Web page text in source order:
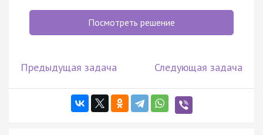
Посмотреть решение
Предыдущая задача Следующая задача